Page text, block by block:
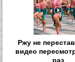
Ржу не
видео
раз